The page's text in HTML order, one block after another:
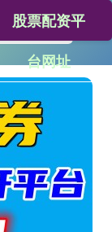
股票配资平
台网址